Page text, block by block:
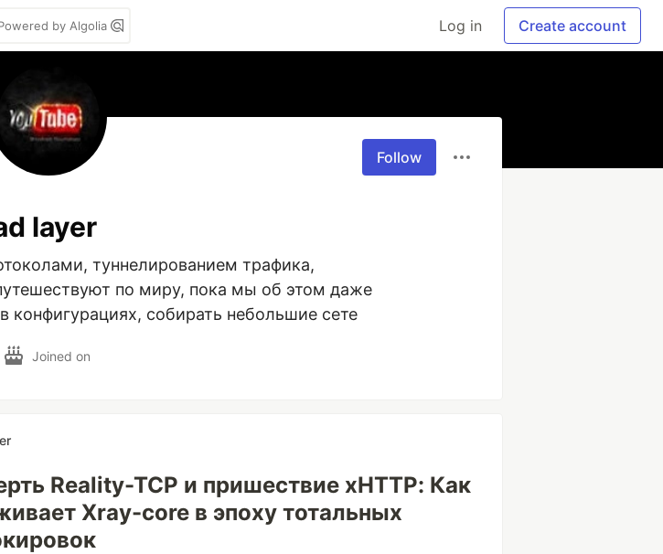
by Algolia Log in Create account
Follow
layer
туннелированием трафика,
по миру, пока мы об этом даже
собирать небольшие сете
Joined on
Reality-TCP и пришествие xHTTP: Как
Xray-core в эпоху тотальных